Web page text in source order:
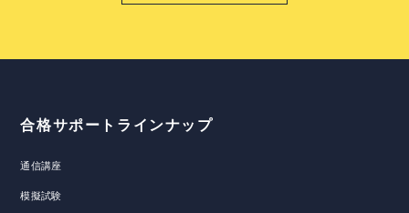
合格サポートラインナップ
通信講座
模擬試験